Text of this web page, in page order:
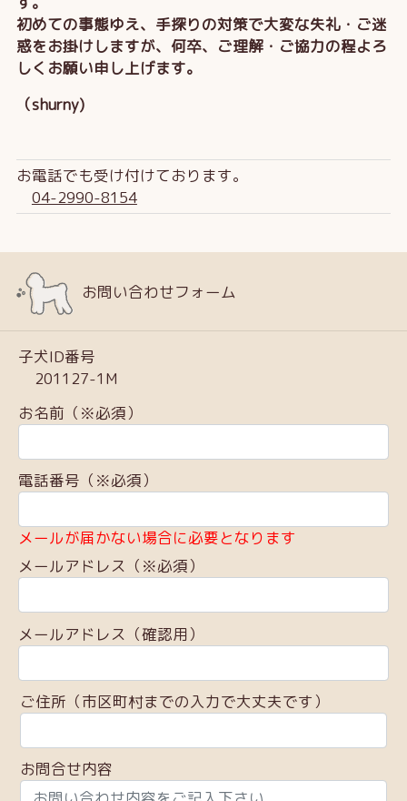
初めての事態ゆえ、手探りの対策で大変な失礼・ご迷
惑をお掛けしますが、何卒、ご理解・ご協力の程よろ
しくお願い申し上げます。
（shurny)
お電話でも受け付けております。
04-2990-8154
お問い合わせフォーム
子犬ID番号
201127-1M
お名前（※必須）
電話番号（※必須）
メールが届かない場合に必要となります
メールアドレス（※必須）
メールアドレス（確認用）
ご住所（市区町村までの入力で大丈夫です）
お問合せ内容